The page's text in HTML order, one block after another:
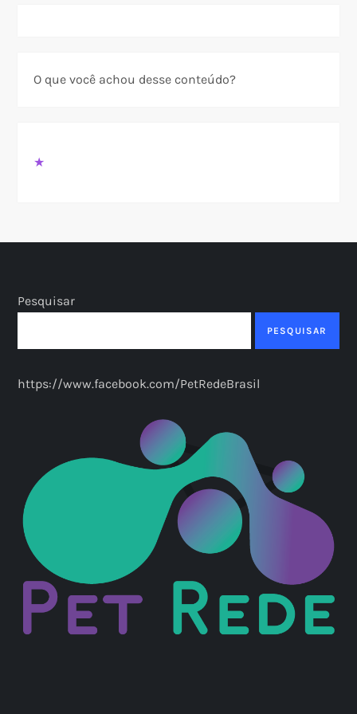
O que você achou desse conteúdo?
★
Pesquisar
PESQUISAR
https://www.facebook.com/PetRedeBrasil